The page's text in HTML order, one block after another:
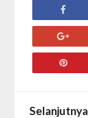
Selanjutnya